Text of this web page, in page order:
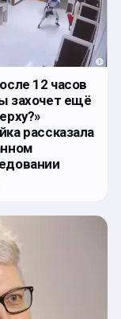
12 часов
захочет ещё
рассказала